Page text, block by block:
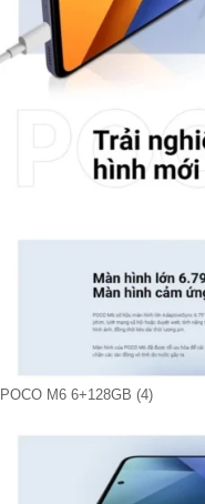
POCO M6 6+128GB (4)